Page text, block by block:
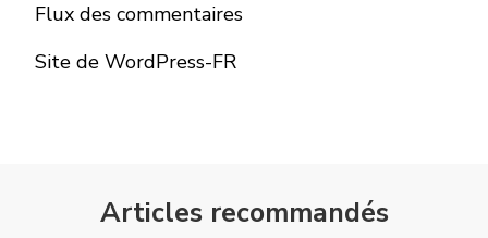
Flux des commentaires
Site de WordPress-FR
Articles recommandés